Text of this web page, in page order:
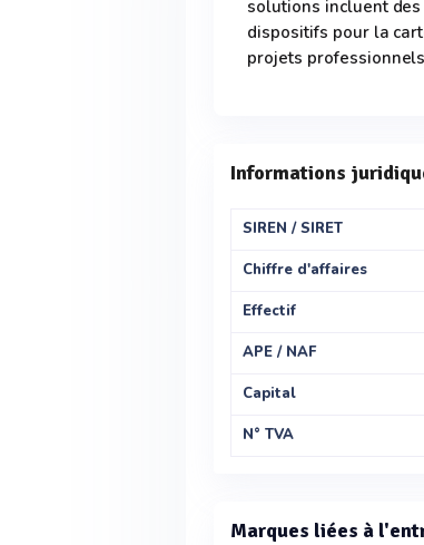
solutions incluent
dispositifs pour la
projets
Informations
SIREN / SIRET
Chiffre d'affaires
Effectif
APE / NAF
Capital
N° TVA
Marques liées à